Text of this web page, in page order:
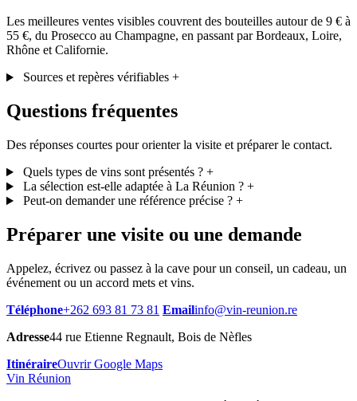
Les meilleures ventes visibles couvrent des bouteilles autour de 9 € à
55 €, du Prosecco au Champagne, en passant par Bordeaux, Loire,
Rhône et Californie.
Sources et repères vérifiables +
Questions fréquentes
Des réponses courtes pour orienter la visite et préparer le contact.
Quels types de vins sont présentés ? +
La sélection est-elle adaptée à La Réunion ? +
Peut-on demander une référence précise ? +
Préparer une visite ou une demande
Appelez, écrivez ou passez à la cave pour un conseil, un cadeau, un
événement ou un accord mets et vins.
Téléphone+262 693 81 73 81 Emailinfo@vin-reunion.re
Adresse44 rue Etienne Regnault, Bois de Nèfles
ItinéraireOuvrir Google Maps
Vin Réunion